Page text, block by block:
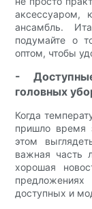
аксессуаром,
ансамбль.
подумайте о
оптом, чтобы
-
головных
Когда
пришло время
этом
важная часть
хорошая
доступных и